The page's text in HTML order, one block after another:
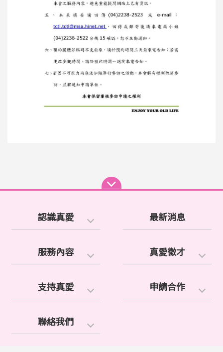
認識真愛 最新消息
服務內容 真愛徵才
支持真愛 申請合作
聯絡我們